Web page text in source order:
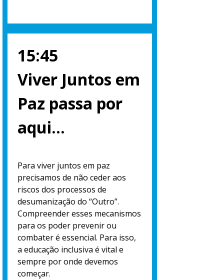
15:45
Viver Juntos em
Paz passa por
aqui…
Para viver juntos em paz
precisamos de não ceder aos
riscos dos processos de
desumanização do “Outro”.
Compreender esses mecanismos
para os poder prevenir ou
combater é essencial. Para isso,
a educação inclusiva é vital e
sempre por onde devemos
começar.